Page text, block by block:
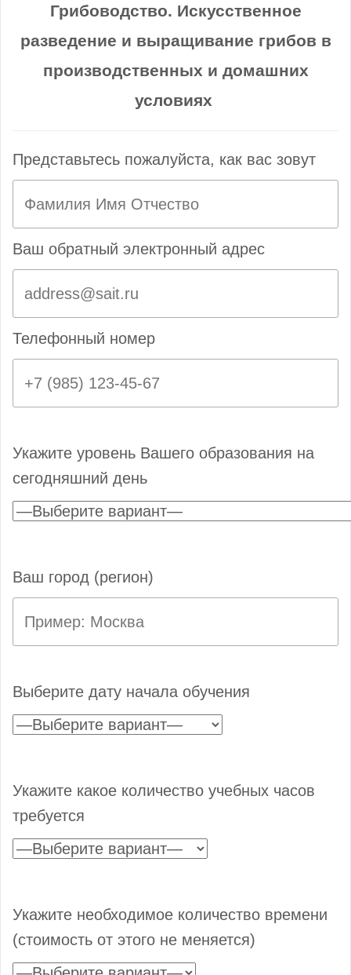
Грибоводство. Искусственное
разведение и выращивание грибов в
производственных и домашних
условиях
Представьтесь пожалуйста, как вас зовут
Ваш обратный электронный адрес
Телефонный номер
Укажите уровень Вашего образования на
сегодняшний день
Ваш город (регион)
Выберите дату начала обучения
Укажите какое количество учебных часов
требуется
Укажите необходимое количество времени
(стоимость от этого не меняется)